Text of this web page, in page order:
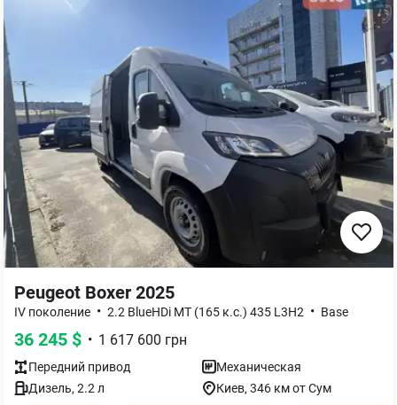
Peugeot Boxer 2025
IV поколение • 2.2 BlueHDi MT (165 к.с.) 435 L3H2 • Base
36 245 $ • 1 617 600 грн
Передний привод
Механическая
Дизель, 2.2л Киев, 346 км от Сум